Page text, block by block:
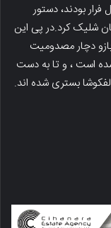
در حال فرار بودند، دستور
شلیک کرد.در پی این
دچار مصدومیت
است ، و تا به دست
بستری شده اند.